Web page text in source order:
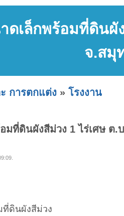
ดเล็กพร้อมที่ดินผั
จ.สมุ
การตกแต่ง » โรงงาน
มที่ดินผังสีม่วง 1 ไร่เศษ ต.
ที่ดินผังสีม่วง